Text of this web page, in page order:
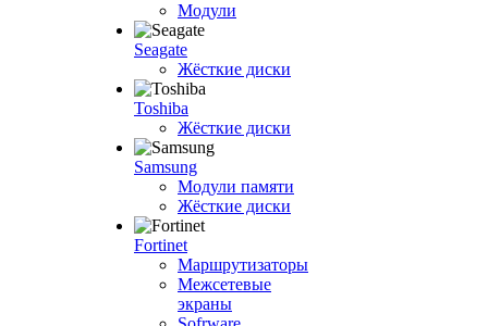
Модули
Seagate
Жёсткие диски
Toshiba
Жёсткие диски
Samsung
Модули памяти
Жёсткие диски
Fortinet
Маршрутизаторы
Межсетевые
экраны